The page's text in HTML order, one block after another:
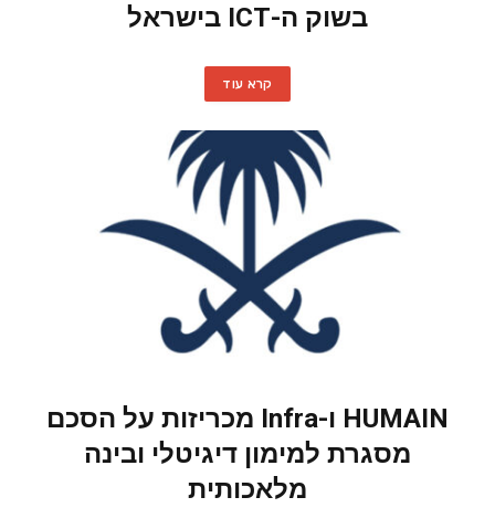
בשוק ה-ICT בישראל
קרא עוד
HUMAIN ו-Infra מכריזות על הסכם
מסגרת למימון דיגיטלי ובינה
מלאכותית